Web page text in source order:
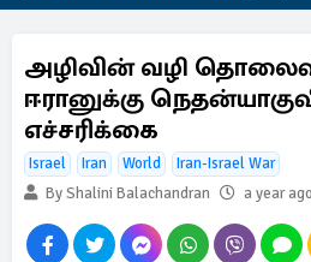
அழிவின் வழி
ஈரானுக்கு
எச்சரிக்கை
Israel Iran World
Iran-Israel War
By Shalini Balachandran
a year ago